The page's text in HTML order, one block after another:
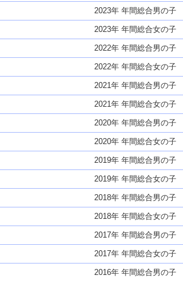
2023年 年間総合男の子
2023年 年間総合女の子
2022年 年間総合男の子
2022年 年間総合女の子
2021年 年間総合男の子
2021年 年間総合女の子
2020年 年間総合男の子
2020年 年間総合女の子
2019年 年間総合男の子
2019年 年間総合女の子
2018年 年間総合男の子
2018年 年間総合女の子
2017年 年間総合男の子
2017年 年間総合女の子
2016年 年間総合男の子